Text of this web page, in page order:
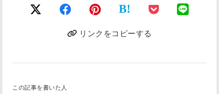
B!
リンクをコピーする
この記事を書いた人